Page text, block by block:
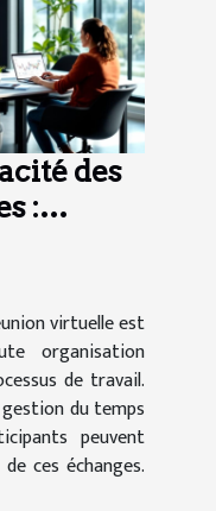
des
:
virtuelle est
organisation
de travail.
du temps
peuvent
ces échanges.